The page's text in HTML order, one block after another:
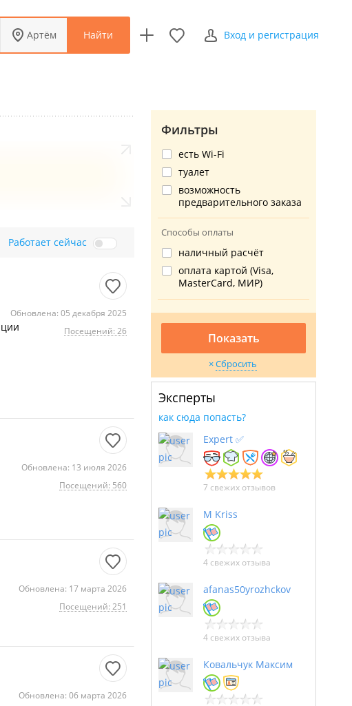
Артём Найти Вход и регистрация
Работает сейчас
Обновлена: 05 декабря 2025
Посещений: 26
Обновлена: 13 июля 2026
Посещений: 560
Обновлена: 17 марта 2026
Посещений: 251
Обновлена: 06 марта 2026
Фильтры
есть Wi-Fi
туалет
возможность
предварительного заказа
Способы оплаты
наличный расчёт
оплата картой (Visa,
MasterCard, МИР)
Показать
Сбросить
Эксперты
как сюда попасть?
Expert ✅
7 свежих отзывов
M Kriss
4 свежих отзыва
afanas50yrozhckov
4 свежих отзыва
Ковальчук Максим